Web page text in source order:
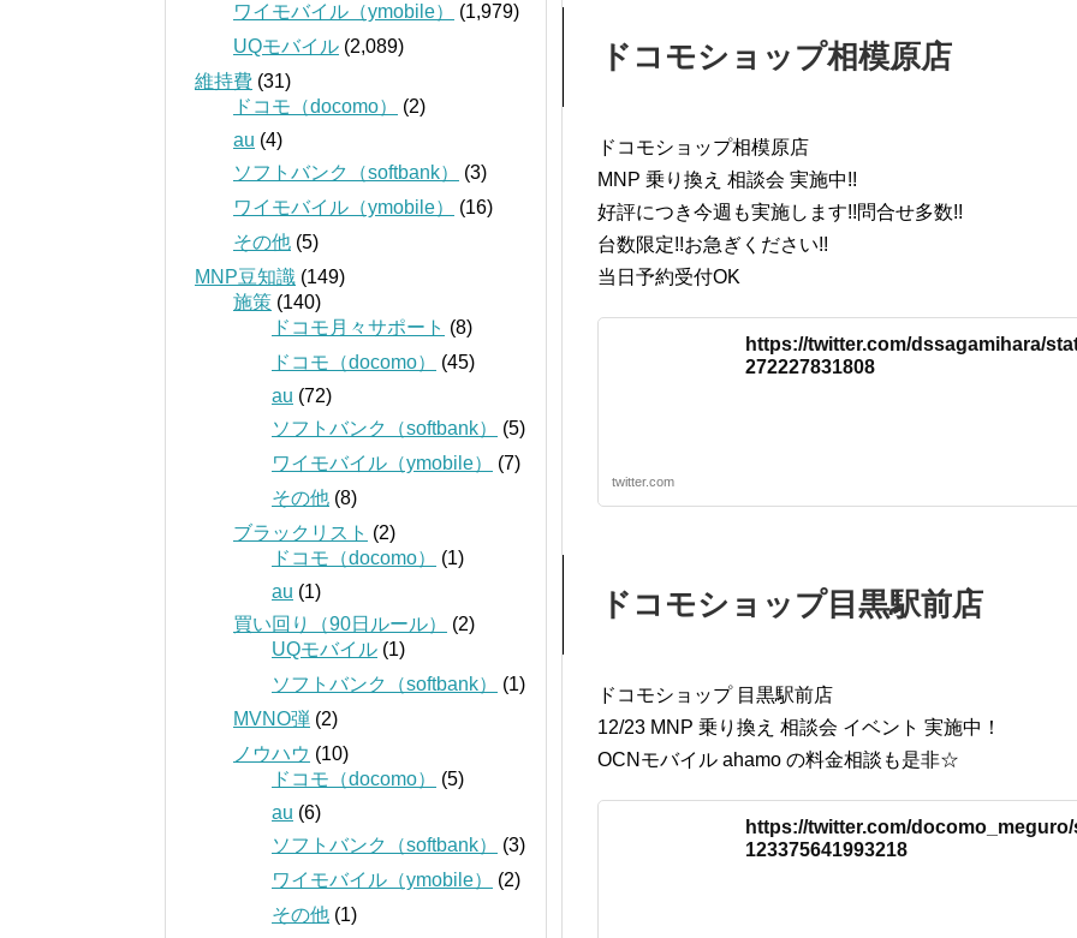
ドコモショップ相模原店
ドコモショップ相模原店
MNP 乗り換え 相談会 実施中!!
好評につき今週も実施します!!問合せ多数!!
台数限定!!お急ぎください!!
当日予約受付OK
https://twitter.com/dssagamihara/
272227831808
twitter.com
ドコモショップ目黒駅前店
ドコモショップ 目黒駅前店
12/23 MNP 乗り換え 相談会 イベント 実施中！
OCNモバイル ahamo の料金相談も是非☆
https://twitter.com/
123375641993218
ワイモバイル（ymobile）
(1,979)
UQモバイル (2,089)
維持費 (31)
ドコモ（docomo）
(2)
au (4)
ソフトバンク（softbank）
(3)
ワイモバイル（ymobile）
(16)
その他 (5)
MNP豆知識 (149)
施策 (140)
ドコモ月々サポート (8)
ドコモ（docomo）
(45)
au (72)
ソフトバンク（softbank）
(5)
ワイモバイル（ymobile）
(7)
その他 (8)
ブラックリスト (2)
ドコモ（docomo）
(1)
au (1)
買い回り（90日ルール）
(2)
UQモバイル (1)
ソフトバンク（softbank）
(1)
MVNO弾 (2)
ノウハウ (10)
ドコモ（docomo）
(5)
au (6)
ソフトバンク（softbank）
(3)
ワイモバイル（ymobile）
(2)
その他 (1)